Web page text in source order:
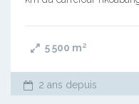
5 500 m²
2 ans depuis